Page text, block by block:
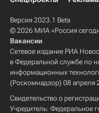
Версия 2023.1 Beta
© 2026 МИА «Россия
Вакансии
Сетевое издание РИА
в Федеральной службе по
информационных
(Роскомнадзор) 08 апреля
Свидетельство о
Учредитель: Федеральное